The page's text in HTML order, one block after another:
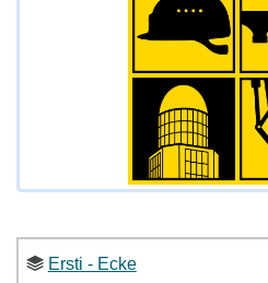
Ersti - Ecke